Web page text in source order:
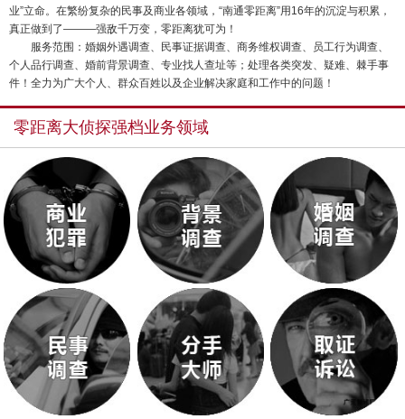
业”立命。在繁纷复杂的民事及商业各领域，“南通零距离”用16年的沉淀与积累，
真正做到了———强敌千万变，零距离犹可为！
服务范围：婚姻外遇调查、民事证据调查、商务维权调查、员工行为调查、
个人品行调查、婚前背景调查、专业找人查址等；处理各类突发、疑难、棘手事
件！全力为广大个人、群众百姓以及企业解决家庭和工作中的问题！
零距离大侦探强档业务领域